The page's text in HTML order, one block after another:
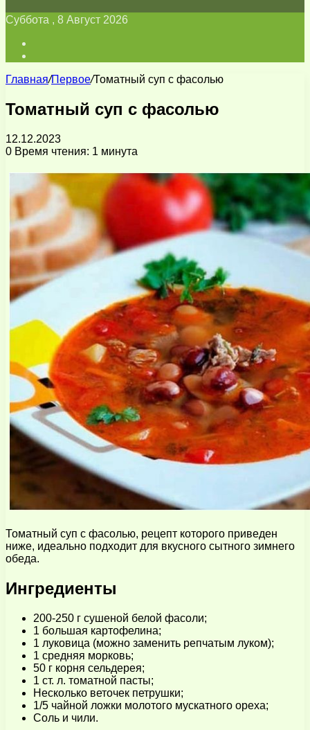
Суббота , 8 Август 2026
Главная/Первое/Томатный суп с фасолью
Томатный суп с фасолью
12.12.2023
0 Время чтения: 1 минута
Томатный суп с фасолью, рецепт которого приведен
ниже, идеально подходит для вкусного сытного зимнего
обеда.
Ингредиенты
200-250 г сушеной белой фасоли;
1 большая картофелина;
1 луковица (можно заменить репчатым луком);
1 средняя морковь;
50 г корня сельдерея;
1 ст. л. томатной пасты;
Несколько веточек петрушки;
1/5 чайной ложки молотого мускатного ореха;
Соль и чили.